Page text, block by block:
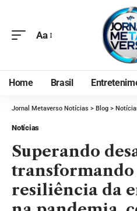
Aa
Home Brasil
Jornal Metaverso Notícias > Blog >
Notícias
Superando
transformando
resiliência da